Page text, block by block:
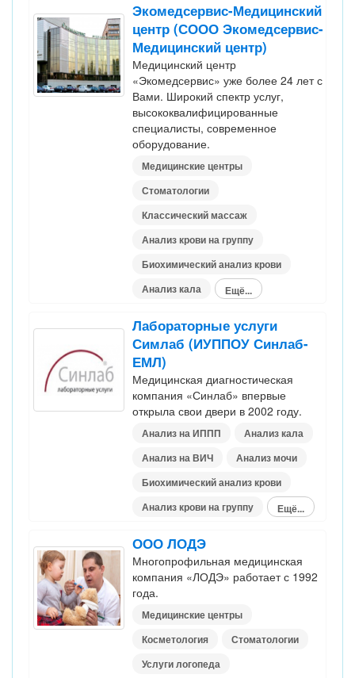
Экомедсервис-Медицинский
центр (СООО Экомедсервис-
Медицинский центр)
Медицинский центр
«Экомедсервис» уже более 24 лет с
Вами. Широкий спектр услуг,
высококвалифицированные
специалисты, современное
оборудование.
Медицинские центры
Стоматологии
Классический массаж
Анализ крови на группу
Биохимический анализ крови
Анализ кала
Ещё...
Лабораторные услуги
Симлаб (ИУППОУ Синлаб-
ЕМЛ)
Медицинская диагностическая
компания «Синлаб» впервые
открыла свои двери в 2002 году.
Анализ на ИППП
Анализ кала
Анализ на ВИЧ
Анализ мочи
Биохимический анализ крови
Анализ крови на группу
Ещё...
ООО ЛОДЭ
Многопрофильная медицинская
компания «ЛОДЭ» работает с 1992
года.
Медицинские центры
Косметология
Стоматологии
Услуги логопеда